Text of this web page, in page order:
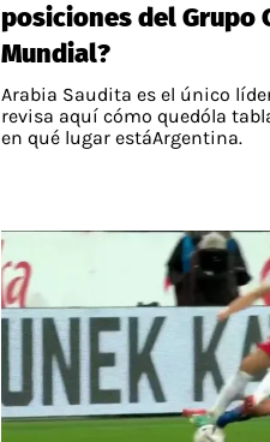
posiciones del Grupo
Mundial?
Arabia Saudita es el único
revisa aquí cómo quedóla
en qué lugar estáArgentina.